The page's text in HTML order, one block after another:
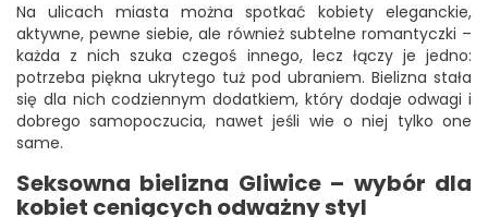
Na ulicach miasta można spotkać kobiety eleganckie,
aktywne, pewne siebie, ale również subtelne romantyczki –
każda z nich szuka czegoś innego, lecz łączy je jedno:
potrzeba piękna ukrytego tuż pod ubraniem. Bielizna stała
się dla nich codziennym dodatkiem, który dodaje odwagi i
dobrego samopoczucia, nawet jeśli wie o niej tylko one
same.
Seksowna bielizna Gliwice – wybór dla
kobiet ceniących odważny styl